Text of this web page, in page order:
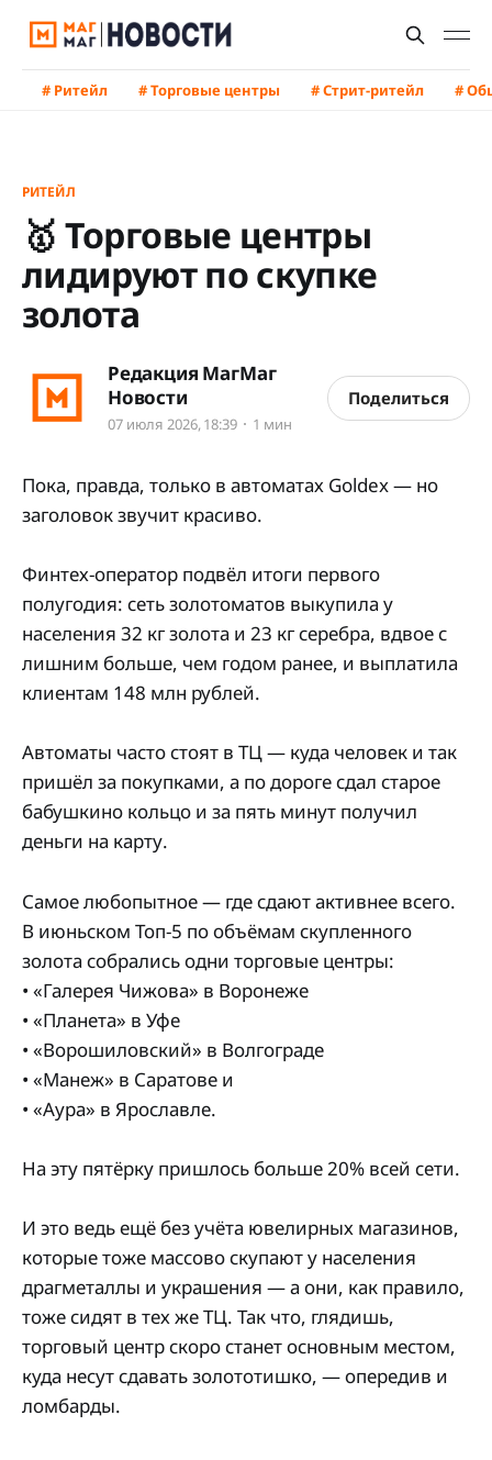
# Ритейл # Торговые центры # Стрит-ритейл #
РИТЕЙЛ
🥇 Торговые центры
лидируют по скупке
золота
Редакция МагМаг
Новости
07 июля 2026, 18:39 1 мин
Поделиться
Пока, правда, только в автоматах Goldex — но
заголовок звучит красиво.
Финтех-оператор подвёл итоги первого
полугодия: сеть золотоматов выкупила у
населения 32 кг золота и 23 кг серебра, вдвое с
лишним больше, чем годом ранее, и выплатила
клиентам 148 млн рублей.
Автоматы часто стоят в ТЦ — куда человек и так
пришёл за покупками, а по дороге сдал старое
бабушкино кольцо и за пять минут получил
деньги на карту.
Самое любопытное — где сдают активнее всего.
В июньском Топ-5 по объёмам скупленного
золота собрались одни торговые центры:
• «Галерея Чижова» в Воронеже
• «Планета» в Уфе
• «Ворошиловский» в Волгограде
• «Манеж» в Саратове и
• «Аура» в Ярославле.
На эту пятёрку пришлось больше 20% всей сети.
И это ведь ещё без учёта ювелирных магазинов,
которые тоже массово скупают у населения
драгметаллы и украшения — а они, как правило,
тоже сидят в тех же ТЦ. Так что, глядишь,
торговый центр скоро станет основным местом,
куда несут сдавать золототишко, — опередив и
ломбарды.